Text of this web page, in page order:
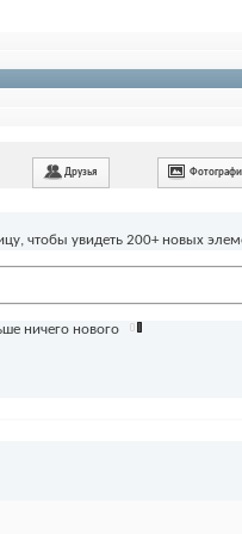
Друзья
чтобы увидеть 200+ новых
ничего нового